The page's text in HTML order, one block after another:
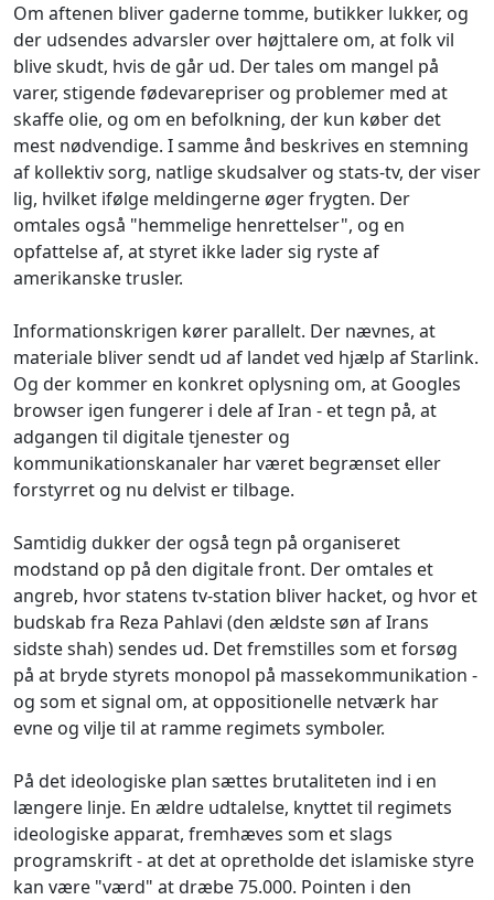
Om aftenen bliver gaderne tomme, butikker lukker, og
der udsendes advarsler over højttalere om, at folk vil
blive skudt, hvis de går ud. Der tales om mangel på
varer, stigende fødevarepriser og problemer med at
skaffe olie, og om en befolkning, der kun køber det
mest nødvendige. I samme ånd beskrives en stemning
af kollektiv sorg, natlige skudsalver og stats-tv, der viser
lig, hvilket ifølge meldingerne øger frygten. Der
omtales også "hemmelige henrettelser", og en
opfattelse af, at styret ikke lader sig ryste af
amerikanske trusler.
Informationskrigen kører parallelt. Der nævnes, at
materiale bliver sendt ud af landet ved hjælp af Starlink.
Og der kommer en konkret oplysning om, at Googles
browser igen fungerer i dele af Iran - et tegn på, at
adgangen til digitale tjenester og
kommunikationskanaler har været begrænset eller
forstyrret og nu delvist er tilbage.
Samtidig dukker der også tegn på organiseret
modstand op på den digitale front. Der omtales et
angreb, hvor statens tv-station bliver hacket, og hvor et
budskab fra Reza Pahlavi (den ældste søn af Irans
sidste shah) sendes ud. Det fremstilles som et forsøg
på at bryde styrets monopol på massekommunikation -
og som et signal om, at oppositionelle netværk har
evne og vilje til at ramme regimets symboler.
På det ideologiske plan sættes brutaliteten ind i en
længere linje. En ældre udtalelse, knyttet til regimets
ideologiske apparat, fremhæves som et slags
programskrift - at det at opretholde det islamiske styre
kan være "værd" at dræbe 75.000. Pointen i den